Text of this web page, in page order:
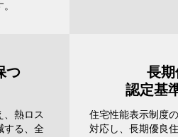
つ
、熱ロス
する、全
長
認定基
住宅性能表示制度
対応し、長期優良